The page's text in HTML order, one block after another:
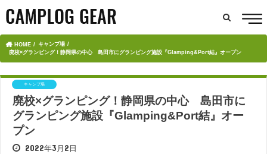
HOME
キャンプ場
廃校×グランピング！静岡県の中心 島田市にグランピング施設『Glamping&Port結』オープン
キャンプ場
廃校×グランピング！静岡県の中心 島田市に
グランピング施設『Glamping&Port結』オー
プン
2022年3月2日